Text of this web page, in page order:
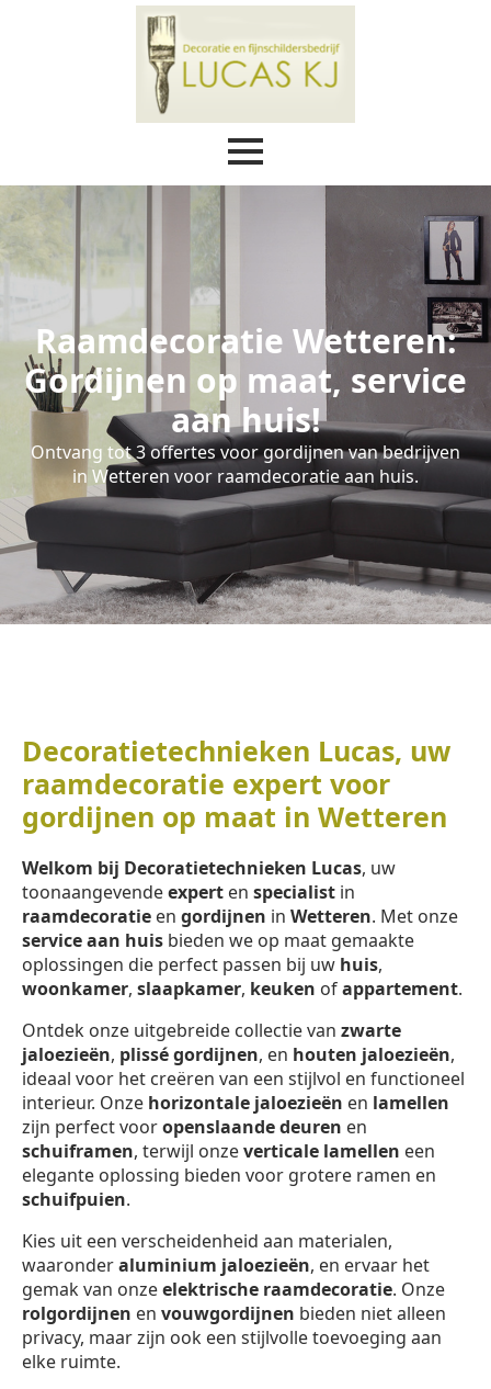
Raamdecoratie Wetteren:
Gordijnen op maat, service
aan huis!
Ontvang tot 3 offertes voor gordijnen van bedrijven
in Wetteren voor raamdecoratie aan huis.
Decoratietechnieken Lucas, uw
raamdecoratie expert voor
gordijnen op maat in Wetteren
Welkom bij Decoratietechnieken Lucas, uw
toonaangevendeexpert en specialist in
raamdecoratie en gordijnen in Wetteren. Met onze
service aan huis bieden we op maat gemaakte
oplossingen die perfect passen bij uw huis,
woonkamer, slaapkamer, keuken ofappartement.
Ontdek onze uitgebreide collectie van zwarte
jaloezieën, plissé gordijnen, en houten jaloezieën,
ideaal voor het creëren van een stijlvol en functioneel
interieur. Onze horizontale jaloezieën en lamellen
zijn perfect vooropenslaande deuren en
schuiframen, terwijl onzeverticale lamellen een
elegante oplossing bieden voor grotere ramen en
schuifpuien.
Kies uit een verscheidenheid aan materialen,
waaronderaluminium jaloezieën, en ervaar het
gemak van onzeelektrische raamdecoratie. Onze
rolgordijnen en vouwgordijnen bieden niet alleen
privacy, maar zijn ook een stijlvolle toevoeging aan
elke ruimte.